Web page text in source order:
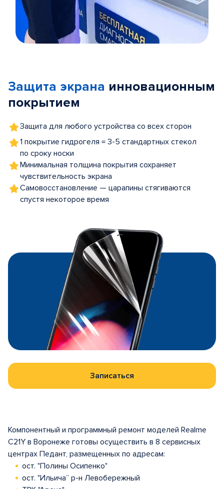
5
Защита экрана инновационным
покрытием
Защита для любого устройства со всех сторон
1 покрытие гидрогеля = 3-5 стандартных стекол
по сроку носки
Минимальная толщина покрытия сохраняет
чувствительность экрана
Самовосстановление — царапины стягиваются
спустя некоторое время
Записаться
Компонентный и программный ремонт моделей Realme
C21Y в Воронеже готовы осуществить в 8 сервисных
центрах Педант, размещенных по адресам:
ост. "Полины Осипенко"
ост. "Ильича” р-н Левобережный